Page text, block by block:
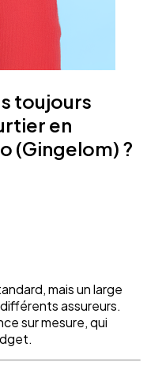
toujours
en
(Gingelom) ?
mais un large
assureurs.
sur mesure, qui